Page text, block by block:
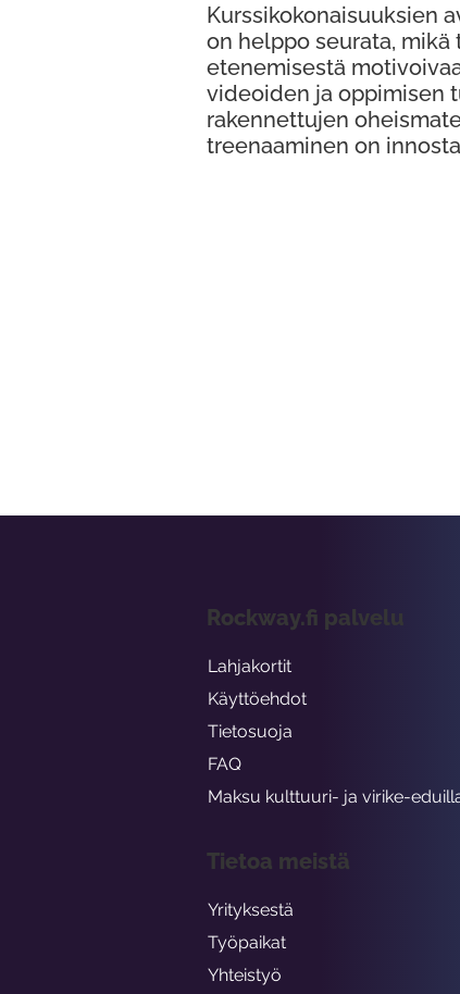
Kurssikokonaisuuksien
on helppo seurata, mikä
etenemisestä
videoiden ja oppimisen
rakennettujen
treenaaminen on
Rockway.fi palvelu
Lahjakortit
Käyttöehdot
Tietosuoja
FAQ
Maksu kulttuuri- ja virike-
Tietoa meistä
Yrityksestä
Työpaikat
Yhteistyö